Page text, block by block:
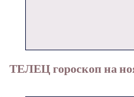
ТЕЛЕЦ гороскоп на